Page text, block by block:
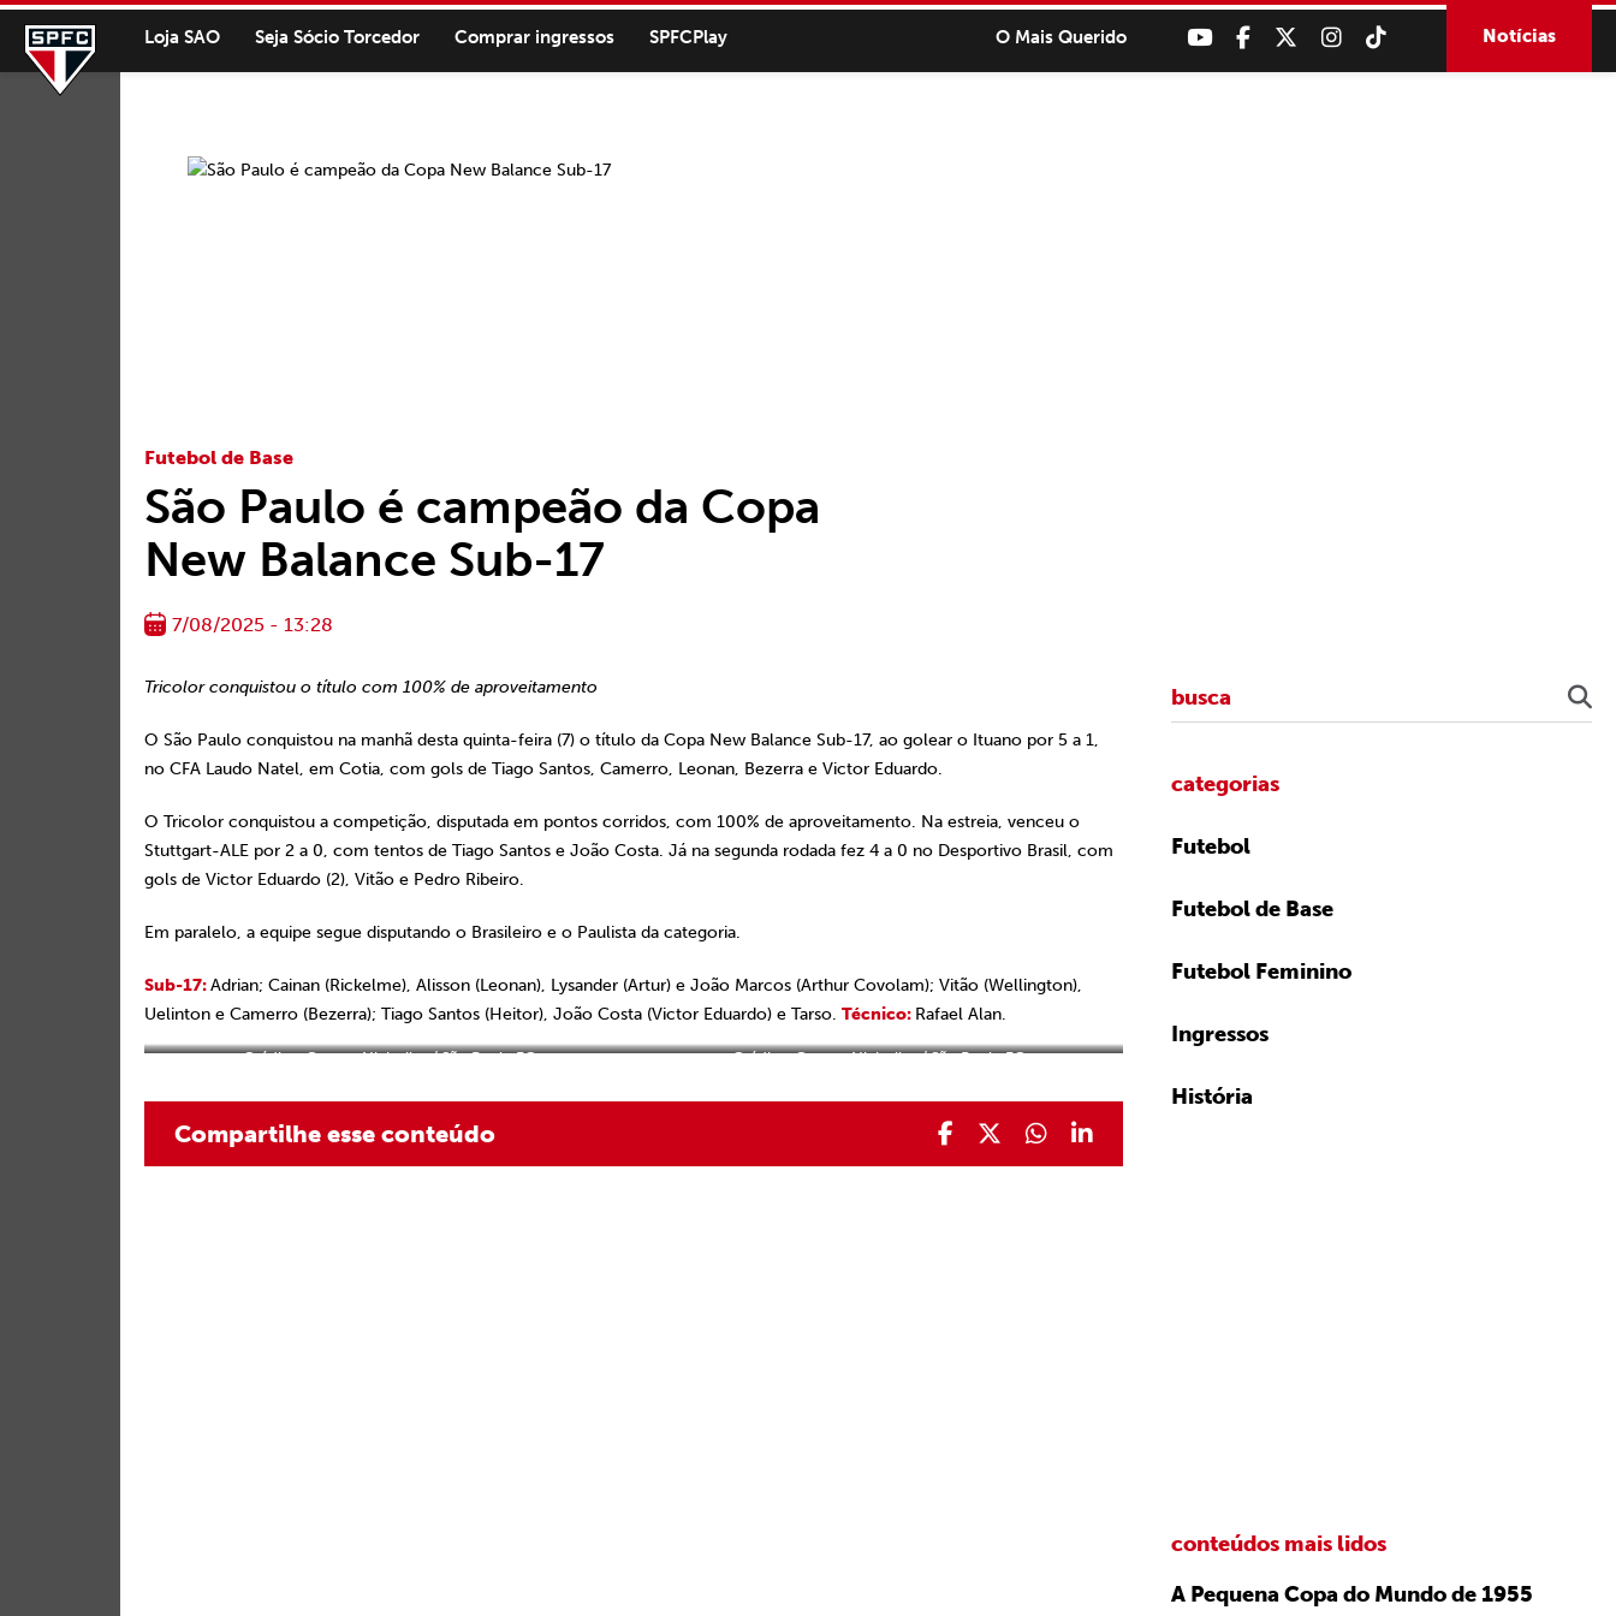
Loja SAO Seja Sócio Torcedor Comprar ingressos SPFCPlay O Mais Querido Notícias
Futebol de Base
São Paulo é campeão da Copa
New Balance Sub-17
7/08/2025 - 13:28
Tricolor conquistou o título com 100% de aproveitamento
O São Paulo conquistou na manhã desta quinta-feira (7) o título da Copa New Balance Sub-17, ao golear o Ituano por 5 a 1,
no CFA Laudo Natel, em Cotia, com gols de Tiago Santos, Camerro, Leonan, Bezerra e Victor Eduardo.
O Tricolor conquistou a competição, disputada em pontos corridos, com 100% de aproveitamento. Na estreia, venceu o
Stuttgart-ALE por 2 a 0, com tentos de Tiago Santos e João Costa. Já na segunda rodada fez 4 a 0 no Desportivo Brasil, com
gols de Victor Eduardo (2), Vitão e Pedro Ribeiro.
Em paralelo, a equipe segue disputando o Brasileiro e o Paulista da categoria.
Sub-17:Adrian; Cainan (Rickelme), Alisson (Leonan), Lysander (Artur) e João Marcos (Arthur Covolam); Vitão (Wellington),
Uelinton e Camerro (Bezerra); Tiago Santos (Heitor), João Costa (Victor Eduardo) e Tarso. Técnico: Rafael Alan.
Crédito: Gerson Nichollas / São Paulo FC Crédito: Gerson Nichollas / São Paulo FC
Compartilhe esse conteúdo
categorias
Futebol
Futebol de Base
Futebol Feminino
Ingressos
História
conteúdos mais lidos
A Pequena Copa do Mundo de 1955